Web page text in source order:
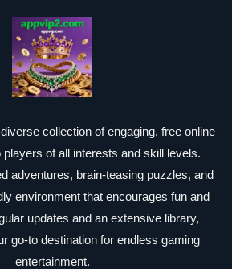
collection of engaging, free online
of all interests and skill levels.
adventures, brain-teasing puzzles, and
environment that encourages fun and
updates and an extensive library,
go-to destination for endless gaming
entertainment.